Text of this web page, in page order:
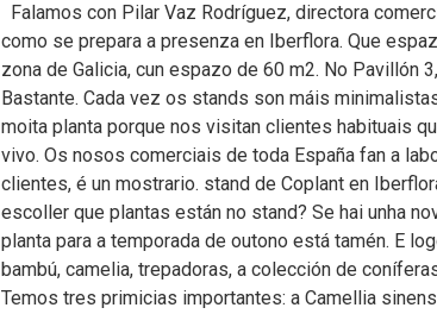
Falamos con Pilar Vaz Rodríguez, directora
como se prepara a presenza en Iberflora. Que
zona de Galicia, cun espazo de 60 m2. No Pavillón
Bastante. Cada vez os stands son máis
moita planta porque nos visitan clientes habituais
vivo. Os nosos comerciais de toda España fan a
clientes, é un mostrario. stand de Coplant en
escoller que plantas están no stand? Se hai unha
planta para a temporada de outono está tamén. E
bambú, camelia, trepadoras, a colección de
Temos tres primicias importantes: a Camellia